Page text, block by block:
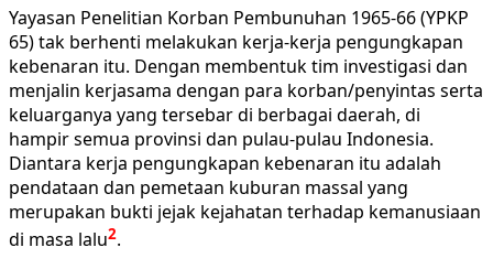
Yayasan Penelitian Korban Pembunuhan 1965-66 (YPKP
65) tak berhenti melakukan kerja-kerja pengungkapan
kebenaran itu. Dengan membentuk tim investigasi dan
menjalin kerjasama dengan para korban/penyintas serta
keluarganya yang tersebar di berbagai daerah, di
hampir semua provinsi dan pulau-pulau Indonesia.
Diantara kerja pengungkapan kebenaran itu adalah
pendataan dan pemetaan kuburan massal yang
merupakan bukti jejak kejahatan terhadap kemanusiaan
di masa lalu2.